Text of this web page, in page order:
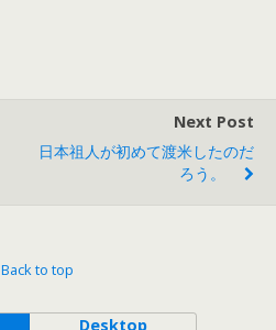
Next Post
日本祖人が初めて渡米したのだ
ろう。
Back to top
Desktop